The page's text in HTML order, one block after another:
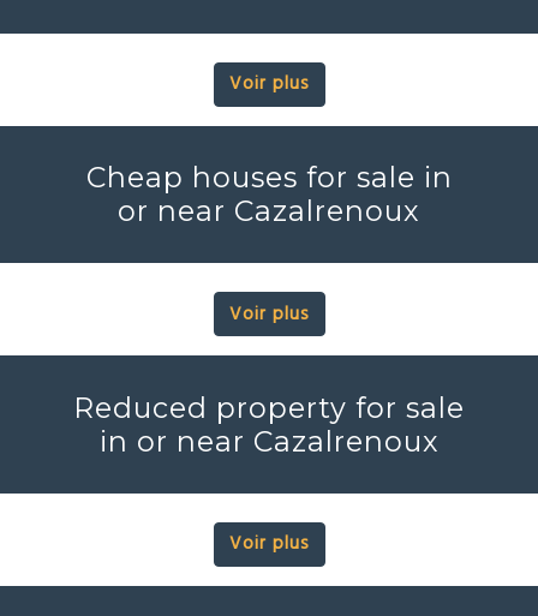
Voir plus
Cheap houses for sale in
or near Cazalrenoux
Voir plus
Reduced property for sale
in or near Cazalrenoux
Voir plus